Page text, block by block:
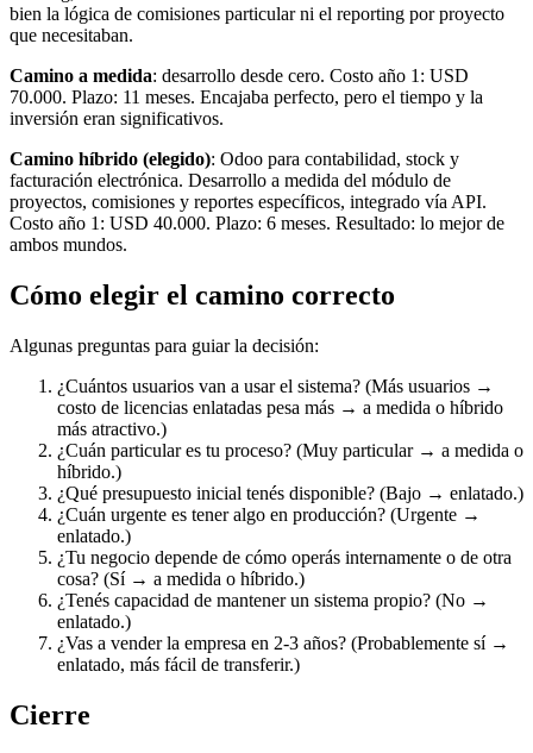
bien la lógica de comisiones particular ni el reporting por proyecto
que necesitaban.
Camino a medida: desarrollo desde cero. Costo año 1: USD
70.000. Plazo: 11 meses. Encajaba perfecto, pero el tiempo y la
inversión eran significativos.
Camino híbrido (elegido): Odoo para contabilidad, stock y
facturación electrónica. Desarrollo a medida del módulo de
proyectos, comisiones y reportes específicos, integrado vía API.
Costo año 1: USD 40.000. Plazo: 6 meses. Resultado: lo mejor de
ambos mundos.
Cómo elegir el camino correcto
Algunas preguntas para guiar la decisión:
¿Cuántos usuarios van a usar el sistema? (Más usuarios →
costo de licencias enlatadas pesa más → a medida o híbrido
más atractivo.)
¿Cuán particular es tu proceso? (Muy particular → a medida o
híbrido.)
¿Qué presupuesto inicial tenés disponible? (Bajo → enlatado.)
¿Cuán urgente es tener algo en producción? (Urgente →
enlatado.)
¿Tu negocio depende de cómo operás internamente o de otra
cosa? (Sí → a medida o híbrido.)
¿Tenés capacidad de mantener un sistema propio? (No →
enlatado.)
¿Vas a vender la empresa en 2-3 años? (Probablemente sí →
enlatado, más fácil de transferir.)
Cierre